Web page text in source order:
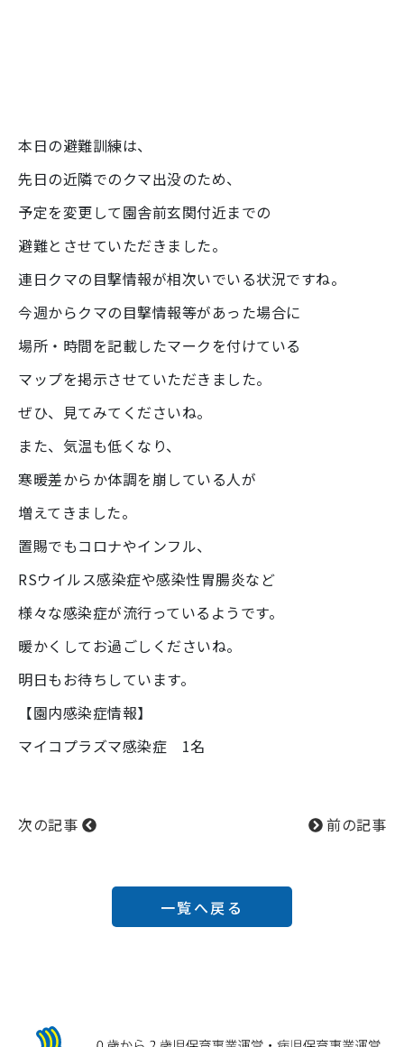
本日の避難訓練は、
先日の近隣でのクマ出没のため、
予定を変更して園舎前玄関付近までの
避難とさせていただきました。
連日クマの目撃情報が相次いでいる状況ですね。
今週からクマの目撃情報等があった場合に
場所・時間を記載したマークを付けている
マップを掲示させていただきました。
ぜひ、見てみてくださいね。
また、気温も低くなり、
寒暖差からか体調を崩している人が
増えてきました。
置賜でもコロナやインフル、
RSウイルス感染症や感染性胃腸炎など
様々な感染症が流行っているようです。
暖かくしてお過ごしくださいね。
明日もお待ちしています。
【園内感染症情報】
マイコプラズマ感染症 1名
次の記事 前の記事
一覧へ戻る